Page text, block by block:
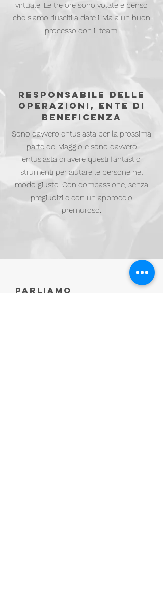
virtuale. Le tre ore sono volate e penso
che siamo riusciti a dare il via a un buon
processo con il team.
RESPONSABILE DELLE
OPERAZIONI, ENTE DI
BENEFICENZA
Sono davvero entusiasta per la prossima
parte del viaggio e sono davvero
entusiasta di avere questi fantastici
strumenti per aiutare le persone nel
modo giusto. Con compassione, senza
pregiudizi e con un approccio
premuroso.
Parliamo